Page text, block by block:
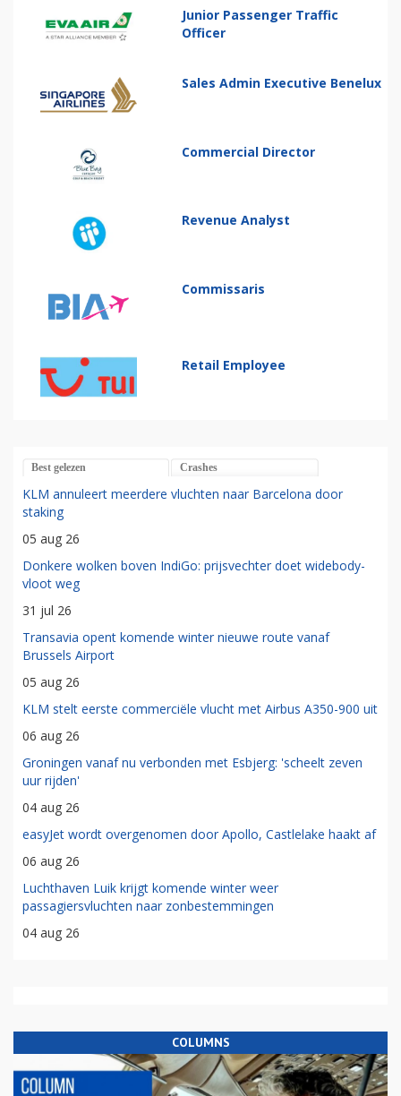
Junior Passenger Traffic
Officer
Sales Admin Executive Benelux
Commercial Director
Revenue Analyst
Commissaris
Retail Employee
Best gelezen Crashes
KLM annuleert meerdere vluchten naar Barcelona door
staking
05 aug 26
Donkere wolken boven IndiGo: prijsvechter doet widebody-
vloot weg
31 jul 26
Transavia opent komende winter nieuwe route vanaf
Brussels Airport
05 aug 26
KLM stelt eerste commerciële vlucht met Airbus A350-900 uit
06 aug 26
Groningen vanaf nu verbonden met Esbjerg: 'scheelt zeven
uur rijden'
04 aug 26
easyJet wordt overgenomen door Apollo, Castlelake haakt af
06 aug 26
Luchthaven Luik krijgt komende winter weer
passagiersvluchten naar zonbestemmingen
04 aug 26
COLUMNS